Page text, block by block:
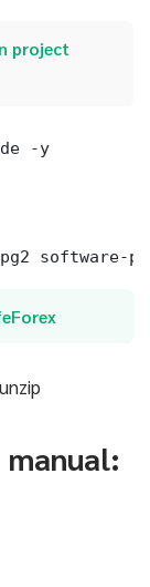
project
-y
software-